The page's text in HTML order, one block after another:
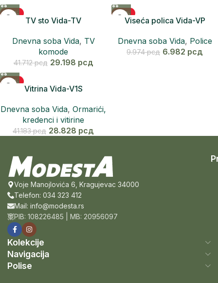
-30%
TV sto Vida-TV
Dnevna soba Vida, TV
komode
41.712рсд 29.198 рсд
-30%
Viseća polica Vida-VP
Dnevna soba Vida, Police
9.974рсд 6.982 рсд
-30%
Vitrina Vida-V1S
Dnevna soba Vida, Ormarići,
kredenci i vitirine
41.183рсд 28.828 рсд
Voje Manojlovića 6, Kragujevac 34000
Telefon: 034 323 412
Mail: info@modesta.rs
PIB: 108226485 | MB: 20956097
Kolekcije
Navigacija
Polise